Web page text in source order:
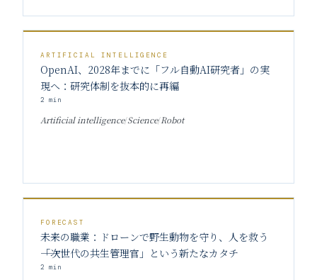
ARTIFICIAL INTELLIGENCE
OpenAI、2028年までに「フル自動AI研究者」の実
現へ：研究体制を抜本的に再編
2 min
Artificial intelligence/Science/Robot
FORECAST
未来の職業：ドローンで野生動物を守り、人を救う
――「次世代の共生管理官」という新たなカタチ
2 min